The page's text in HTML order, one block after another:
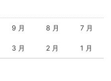
9 月 8 月 7 月
3 月 2 月 1 月